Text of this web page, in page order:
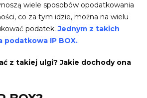
wiele sposobów opodatkowania
co za tym idzie, można na wielu
podatek.Jednym z takich
podatkowa IP BOX.
z takiej ulgi? Jakie dochody ona